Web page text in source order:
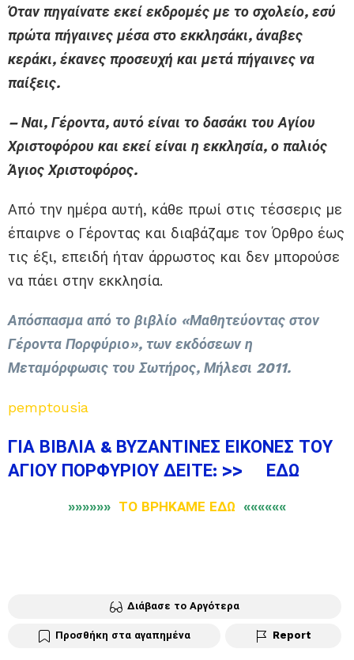
Όταν πηγαίνατε εκεί εκδρομές με το σχολείο, εσύ
πρώτα πήγαινες μέσα στο εκκλησάκι, άναβες
κεράκι, έκανες προσευχή και μετά πήγαινες να
παίξεις.
– Ναι, Γέροντα, αυτό είναι το δασάκι του Αγίου
Χριστοφόρου και εκεί είναι η εκκλησία, ο παλιός
Άγιος Χριστοφόρος.
Από την ημέρα αυτή, κάθε πρωί στις τέσσερις με
έπαιρνε ο Γέροντας και διαβάζαμε τον Όρθρο έως
τις έξι, επειδή ήταν άρρωστος και δεν μπορούσε
να πάει στην εκκλησία.
Απόσπασμα από το βιβλίο «Μαθητεύοντας στον
Γέροντα Πορφύριο», των εκδόσεων η
Μεταμόρφωσις του Σωτήρος, Μήλεσι 2011.
pemptousia
ΓΙΑ ΒΙΒΛΙΑ & ΒΥΖΑΝΤΙΝΕΣ ΕΙΚΟΝΕΣ ΤΟΥ
ΑΓΙΟΥ ΠΟΡΦΥΡΙΟΥ ΔΕΙΤΕ: >> ΕΔΩ
»»»»»» ΤΟ ΒΡΗΚΑΜΕ ΕΔΩ ««««««
Διάβασε το Αργότερα
Προσθήκη στα αγαπημένα Report